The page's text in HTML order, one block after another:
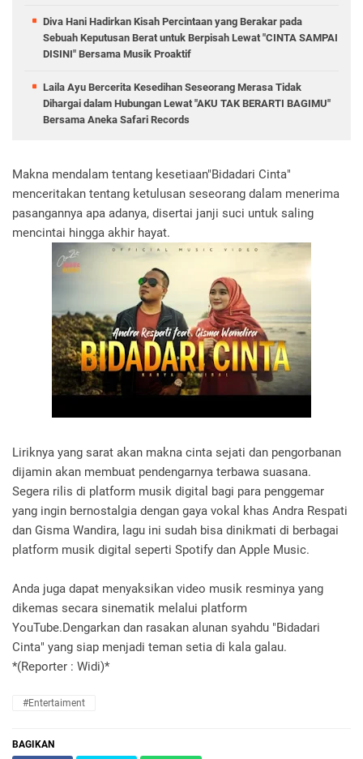
Diva Hani Hadirkan Kisah Percintaan yang Berakar pada
Sebuah Keputusan Berat untuk Berpisah Lewat "CINTA SAMPAI
DISINI" Bersama Musik Proaktif
Laila Ayu Bercerita Kesedihan Seseorang Merasa Tidak
Dihargai dalam Hubungan Lewat "AKU TAK BERARTI BAGIMU"
Bersama Aneka Safari Records
Makna mendalam tentang kesetiaan"Bidadari Cinta"
menceritakan tentang ketulusan seseorang dalam menerima
pasangannya apa adanya, disertai janji suci untuk saling
mencintai hingga akhir hayat.
Liriknya yang sarat akan makna cinta sejati dan pengorbanan
dijamin akan membuat pendengarnya terbawa suasana.
Segera rilis di platform musik digital bagi para penggemar
yang ingin bernostalgia dengan gaya vokal khas Andra Respati
dan Gisma Wandira, lagu ini sudah bisa dinikmati di berbagai
platform musik digital seperti Spotify dan Apple Music.
Anda juga dapat menyaksikan video musik resminya yang
dikemas secara sinematik melalui platform
YouTube.Dengarkan dan rasakan alunan syahdu "Bidadari
Cinta" yang siap menjadi teman setia di kala galau.
*(Reporter : Widi)*
#Entertaiment
BAGIKAN